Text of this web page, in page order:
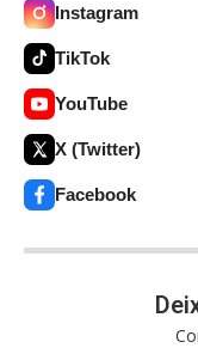
Instagram
TikTok
YouTube
X (Twitter)
Facebook